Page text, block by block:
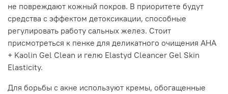
не повреждают кожный покров. В приоритете будут
средства с эффектом детоксикации, способные
регулировать работу сальных желез. Стоит
присмотреться к пенке для деликатного очищения AHA
+ Kaolin Gel Clean и гелю Elastyd Cleancer Gel Skin
Elasticity.
Для борьбы с акне используют кремы, обогащенные